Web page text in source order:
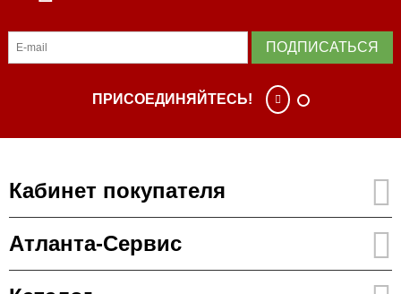
ПОДПИСАТЬСЯ
ПРИСОЕДИНЯЙТЕСЬ!
Кабинет покупателя
Атланта-Сервис